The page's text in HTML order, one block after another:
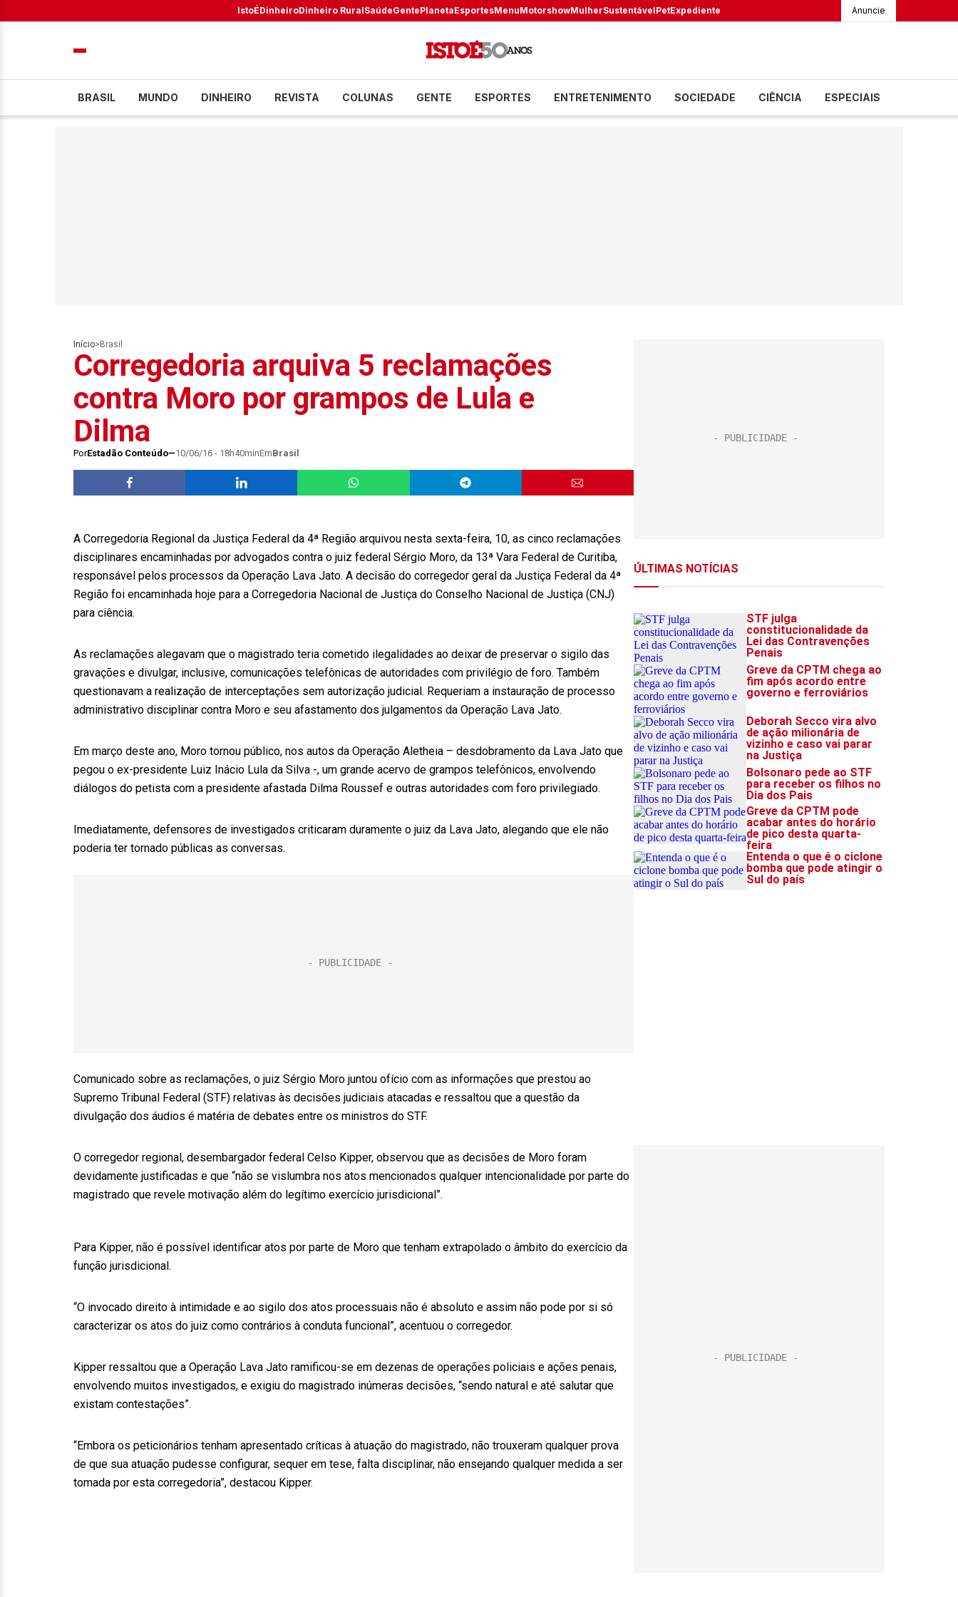
IstoÉDinheiroDinheiro RuralSaúdeGentePlanetaEsportesMenuMotorshowMulherSustentávelPetExpediente Anuncie
BRASIL MUNDO DINHEIRO REVISTA COLUNAS GENTE ESPORTES ENTRETENIMENTO SOCIEDADE CIÊNCIA ESPECIAIS
Início> Brasil
Corregedoria arquiva 5 reclamações
contra Moro por grampos de Lula e
Dilma
PorEstadão Conteúdo 10/06/16 - 18h40minEmBrasil
A Corregedoria Regional da Justiça Federal da 4ª Região arquivou nesta sexta-feira, 10, as cinco reclamações
disciplinares encaminhadas por advogados contra o juiz federal Sérgio Moro, da 13ª Vara Federal de Curitiba,
responsável pelos processos da Operação Lava Jato. A decisão do corregedor geral da Justiça Federal da 4ª
Região foi encaminhada hoje para a Corregedoria Nacional de Justiça do Conselho Nacional de Justiça (CNJ)
para ciência.
As reclamações alegavam que o magistrado teria cometido ilegalidades ao deixar de preservar o sigilo das
gravações e divulgar, inclusive, comunicações telefônicas de autoridades com privilégio de foro. Também
questionavam a realização de interceptações sem autorização judicial. Requeriam a instauração de processo
administrativo disciplinar contra Moro e seu afastamento dos julgamentos da Operação Lava Jato.
Em março deste ano, Moro tornou público, nos autos da Operação Aletheia – desdobramento da Lava Jato que
pegou o ex-presidente Luiz Inácio Lula da Silva -, um grande acervo de grampos telefônicos, envolvendo
diálogos do petista com a presidente afastada Dilma Roussef e outras autoridades com foro privilegiado.
Imediatamente, defensores de investigados criticaram duramente o juiz da Lava Jato, alegando que ele não
poderia ter tornado públicas as conversas.
Comunicado sobre as reclamações, o juiz Sérgio Moro juntou ofício com as informações que prestou ao
Supremo Tribunal Federal (STF) relativas às decisões judiciais atacadas e ressaltou que a questão da
divulgação dos áudios é matéria de debates entre os ministros do STF.
O corregedor regional, desembargador federal Celso Kipper, observou que as decisões de Moro foram
devidamente justificadas e que “não se vislumbra nos atos mencionados qualquer intencionalidade por parte do
magistrado que revele motivação além do legítimo exercício jurisdicional”.
Para Kipper, não é possível identificar atos por parte de Moro que tenham extrapolado o âmbito do exercício da
função jurisdicional.
“O invocado direito à intimidade e ao sigilo dos atos processuais não é absoluto e assim não pode por si só
caracterizar os atos do juiz como contrários à conduta funcional”, acentuou o corregedor.
Kipper ressaltou que a Operação Lava Jato ramificou-se em dezenas de operações policiais e ações penais,
envolvendo muitos investigados, e exigiu do magistrado inúmeras decisões, “sendo natural e até salutar que
existam contestações”.
“Embora os peticionários tenham apresentado críticas à atuação do magistrado, não trouxeram qualquer prova
de que sua atuação pudesse configurar, sequer em tese, falta disciplinar, não ensejando qualquer medida a ser
tomada por esta corregedoria”, destacou Kipper.